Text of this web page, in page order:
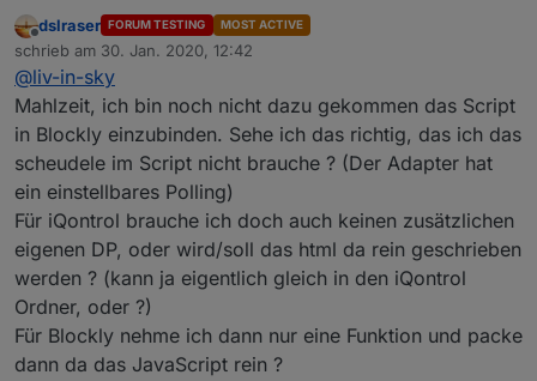
des quelldatenpunktes (dpData)
hier die spielstände
die daten kommen von hier:
https://forum.iobroker.net/topic/29506/test-adapter-
openligadb-v0-0-x
wie versprochen - hier mal eine erster entwurf - für
iqontroloder auchvisüber standard html-widget
viele farben (hintegrund, schift) anpassbar
bitte datenpunkte angleichen, quelle (dpData) ist
openliga-instanz, dpVIS ist als eigener
datenpunkt anzulegen und im script
anzugleichen
falls du die zeilen nicht in unterschiedlichen
farben willst - let farbeGeradeZeilen="000000"
automatisches triggern der scripts bei änderung
tabelle
Offline
dslraser FORUM TESTING MOST ACTIVE
schrieb am 30. Jan. 2020, 12:42
zuletzt editiert von
@liv-in-sky
Mahlzeit, ich bin noch nicht dazu gekommen das Script
in Blockly einzubinden. Sehe ich das richtig, das ich das
scheudele im Script nicht brauche ? (Der Adapter hat
ein einstellbares Polling)
Für iQontrol brauche ich doch auch keinen zusätzlichen
eigenen DP, oder wird/soll das html da rein geschrieben
werden ? (kann ja eigentlich gleich in den iQontrol
Ordner, oder ?)
Für Blockly nehme ich dann nur eine Funktion und packe
dann da das JavaScript rein ?